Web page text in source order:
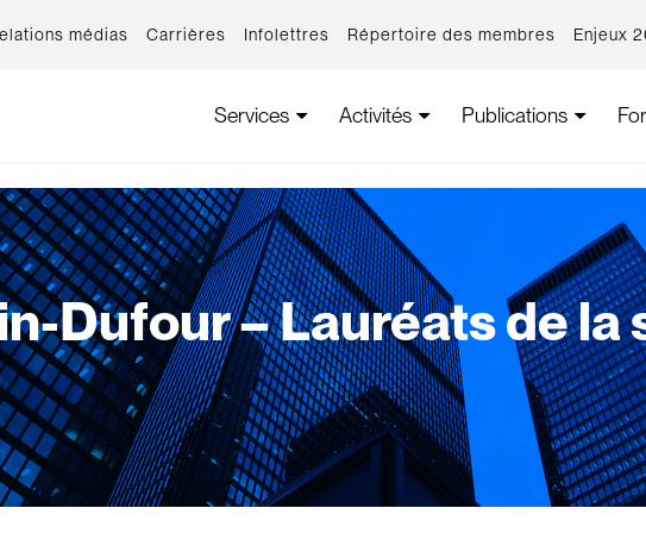
médias Carrières Infolettres Répertoire des membres Enjeux
Services Activités Publications
Dufour – Lauréats de